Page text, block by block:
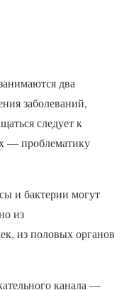
два
заболеваний,
следует к
— проблематику
и бактерии могут
из
из половых органов
канала —